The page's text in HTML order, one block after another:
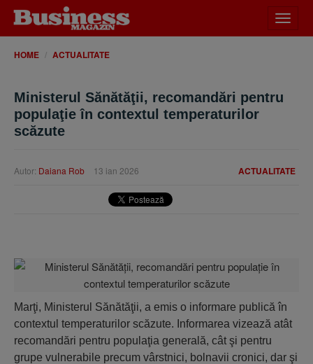
meniu
HOME ACTUALITATE
Ministerul Sănătăţii, recomandări pentru
populaţie în contextul temperaturilor
scăzute
ACTUALITATE
Autor: Daiana Rob 13 ian 2026
Marţi, Ministerul Sănătăţii, a emis o informare publică în
contextul temperaturilor scăzute. Informarea vizează atât
recomandări pentru populaţia generală, cât şi pentru
grupe vulnerabile precum vârstnici, bolnavii cronici, dar şi